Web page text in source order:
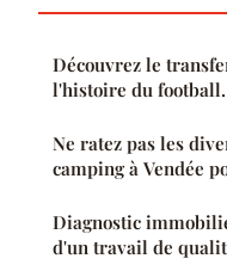
Découvrez le
l'histoire du football.
Ne ratez pas les
camping à Vendée
Diagnostic
d'un travail de